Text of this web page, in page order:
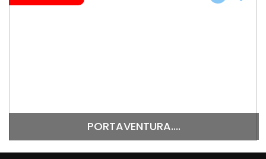
PORTAVENTURA....